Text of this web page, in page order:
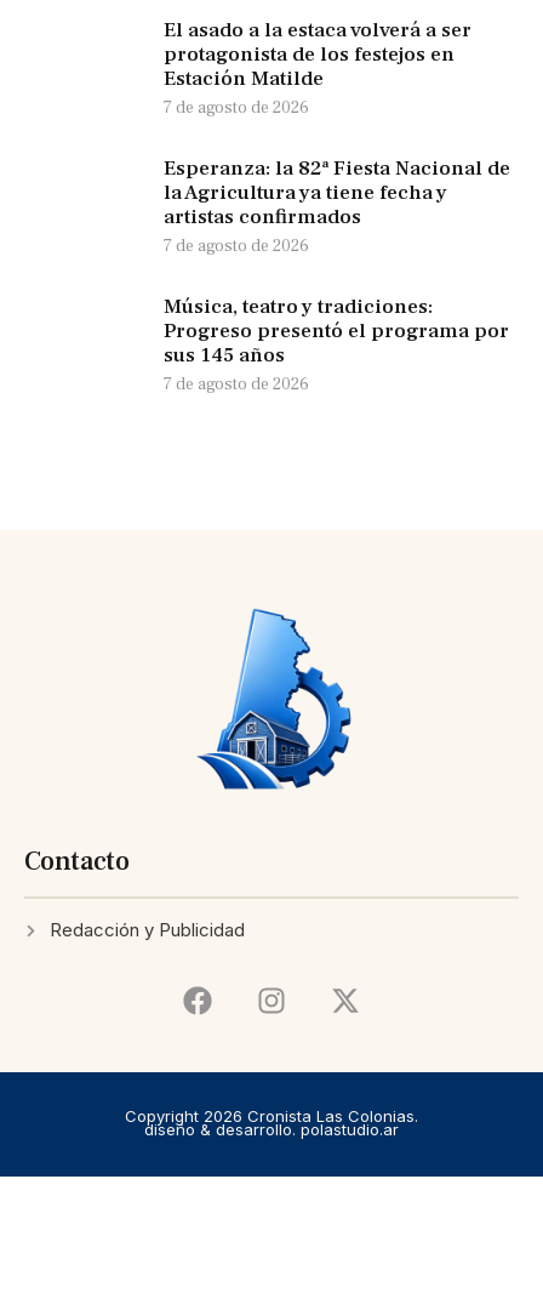
El asado a la estaca volverá a ser
protagonista de los festejos en
Estación Matilde
7 de agosto de 2026
Esperanza: la 82ª Fiesta Nacional de
la Agricultura ya tiene fecha y
artistas confirmados
7 de agosto de 2026
Música, teatro y tradiciones:
Progreso presentó el programa por
sus 145 años
7 de agosto de 2026
Contacto
Redacción y Publicidad
Copyright 2026 Cronista Las Colonias.
diseño & desarrollo. polastudio.ar